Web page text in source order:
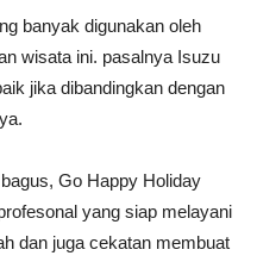
banyak digunakan oleh
wisata ini. pasalnya Isuzu
jika dibandingkan dengan
Go Happy Holiday
yang siap melayani
dan juga cekatan membuat